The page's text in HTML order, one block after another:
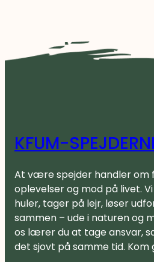
KFUM-
At være spejder handler om
oplevelser og mod på livet.
huler, tager på lejr, løser
sammen – ude i naturen og
os lærer du at tage ansvar,
det sjovt på samme tid. Kom